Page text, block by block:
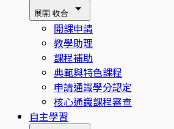
展開 收合
開課申請
教學助理
課程補助
典範與特色課程
申請通識學分認定
核心通識課程審查
自主學習